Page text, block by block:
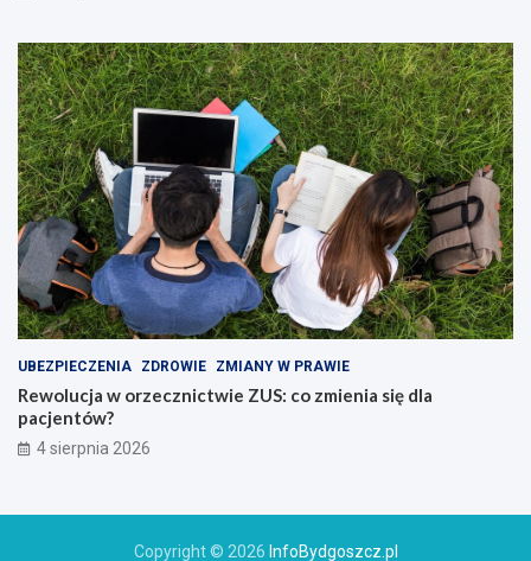
UBEZPIECZENIA ZDROWIE ZMIANY W PRAWIE
Rewolucja w orzecznictwie ZUS: co zmienia się dla
pacjentów?
4 sierpnia 2026
Copyright © 2026 InfoBydgoszcz.pl